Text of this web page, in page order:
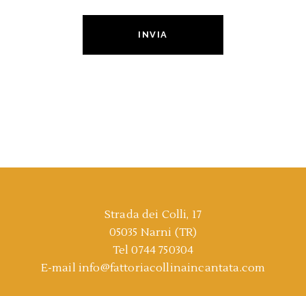
INVIA
Strada dei Colli, 17
05035 Narni (TR)
Tel0744 750304
E-mail info@fattoriacollinaincantata.com